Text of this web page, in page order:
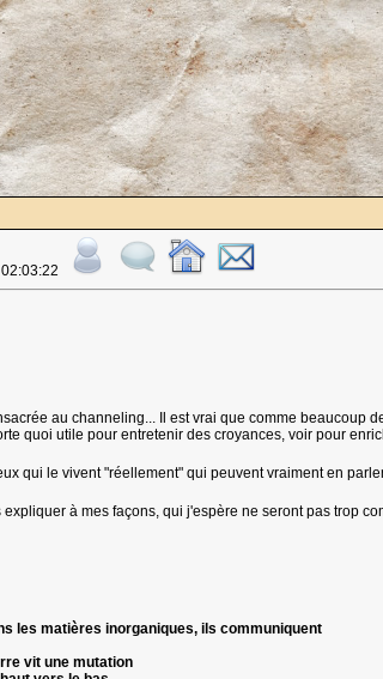
au channeling... Il est vrai que comme beaucoup
quoi utile pour entretenir des croyances, voir pour
qui le vivent "réellement" qui peuvent vraiment en
expliquer à mes façons, qui j'espère ne seront pas trop
les matières inorganiques, ils communiquent
vit une mutation